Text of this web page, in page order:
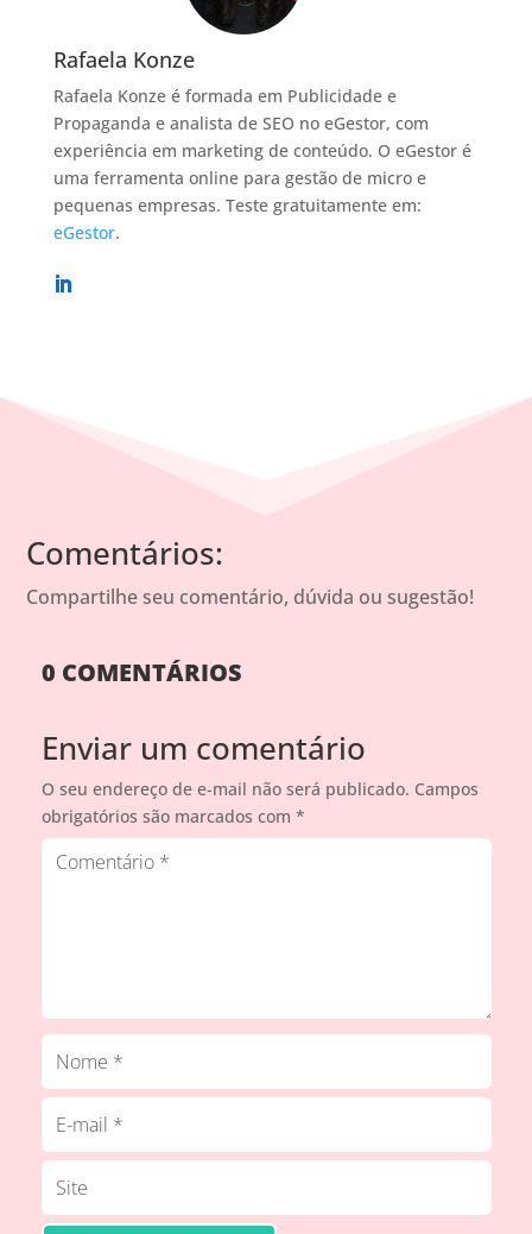
Rafaela Konze
Rafaela Konze é formada em Publicidade e
Propaganda e analista de SEO no eGestor, com
experiência em marketing de conteúdo. O eGestor é
uma ferramenta online para gestão de micro e
pequenas empresas. Teste gratuitamente em:
eGestor.
Comentários:
Compartilhe seu comentário, dúvida ou sugestão!
0 COMENTÁRIOS
Enviar um comentário
O seu endereço de e-mail não será publicado. Campos
obrigatórios são marcados com *